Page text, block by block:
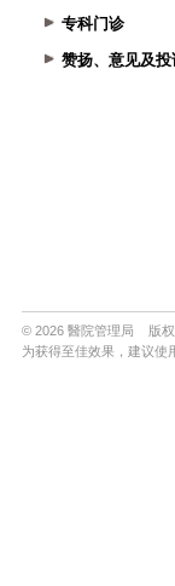
专科门诊
赞扬、意见及投
© 2026 醫院管理局 版
为获得至佳效果，建议使